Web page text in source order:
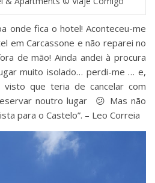
onde fica o hotel! Aconteceu-me
em Carcassone e não reparei no
de mão! Ainda andei à procura
muito isolado… perdi-me … e,
que teria de cancelar com
noutro lugar ‬ ‪😕 Mas não
para o Castelo‬”. – ‪Leo Correia‬‬‪